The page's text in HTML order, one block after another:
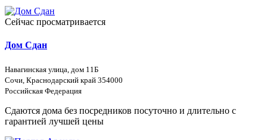
Сейчас просматривается
Дом Сдан
Навагинская улица, дом 11Б
Сочи, Краснодарский край 354000
Российская Федерация
Сдаются дома без посредников посуточно и длительно с
гарантией лучшей цены